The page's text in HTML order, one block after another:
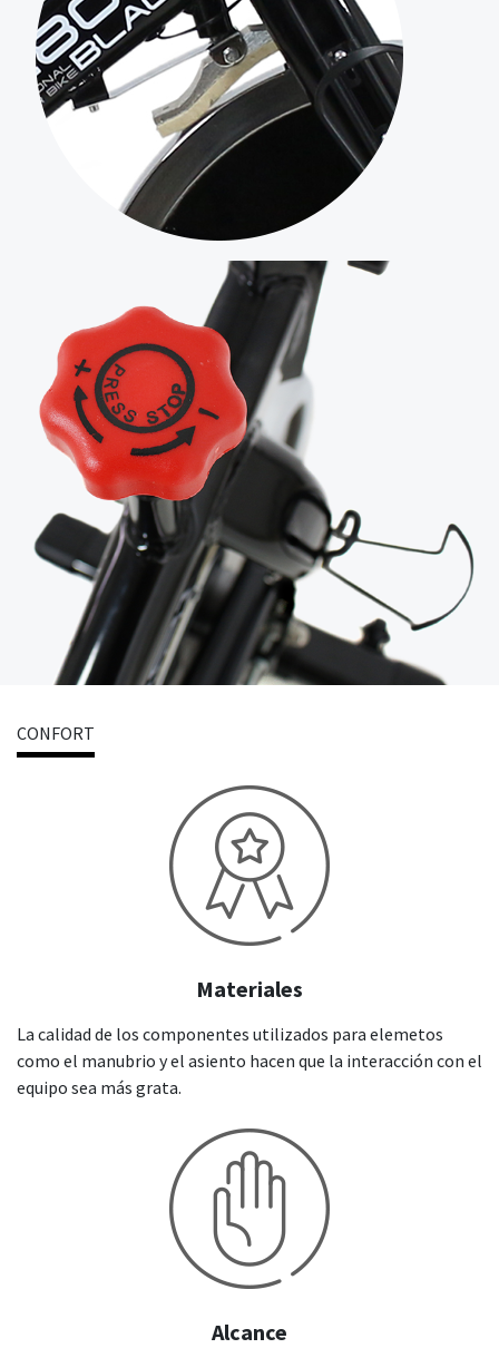
CONFORT
Materiales
La calidad de los componentes utilizados para elemetos
como el manubrio y el asiento hacen que la interacción con el
equipo sea más grata.
Alcance